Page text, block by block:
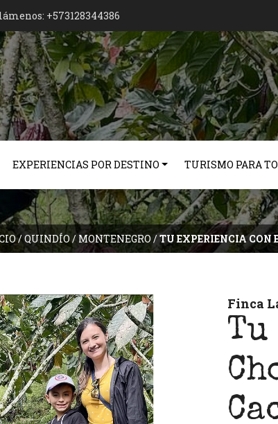
+573128344386
EXPERIENCIAS POR DESTINO TURISMO PARA
/QUINDÍO/ MONTENEGRO/TU EXPERIENCIA CON
Finca